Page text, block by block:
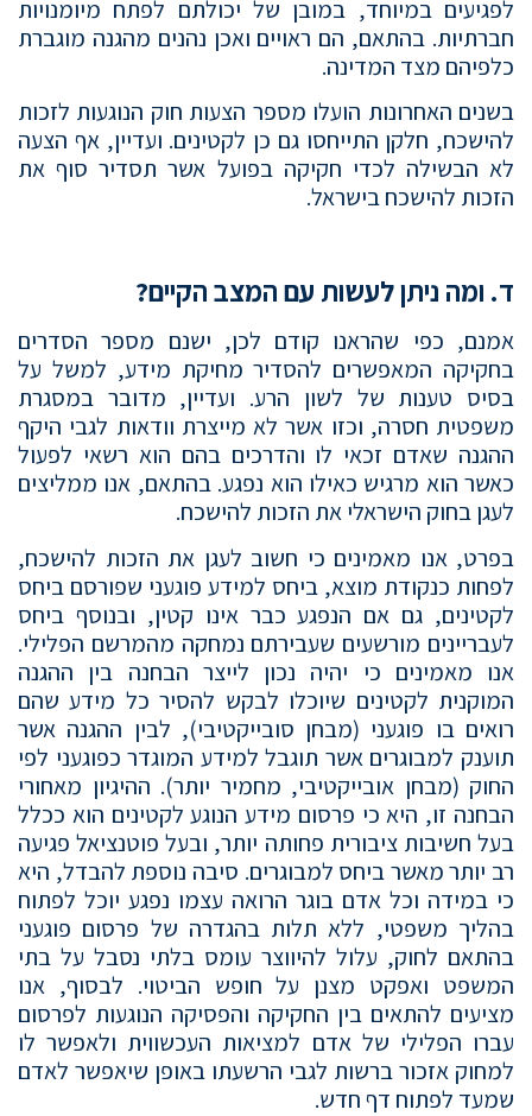
לפגיעים במיוחד, במובן של יכולתם לפתח מיומנויות
חברתיות. בהתאם, הם ראויים ואכן נהנים מהגנה מוגברת
כלפיהם מצד המדינה.
בשנים האחרונות הועלו מספר הצעות חוק הנוגעות לזכות
להישכח, חלקן התייחסו גם כן לקטינים. ועדיין, אף הצעה
לא הבשילה לכדי חקיקה בפועל אשר תסדיר סוף את
הזכות להישכח בישראל.
ד. ומה ניתן לעשות עם המצב הקיים?
אמנם, כפי שהראנו קודם לכן, ישנם מספר הסדרים
בחקיקה המאפשרים להסדיר מחיקת מידע, למשל על
בסיס טענות של לשון הרע. ועדיין, מדובר במסגרת
משפטית חסרה, וכזו אשר לא מייצרת וודאות לגבי היקף
ההגנה שאדם זכאי לו והדרכים בהם הוא רשאי לפעול
כאשר הוא מרגיש כאילו הוא נפגע. בהתאם, אנו ממליצים
לעגן בחוק הישראלי את הזכות להישכח.
בפרט, אנו מאמינים כי חשוב לעגן את הזכות להישכח,
לפחות כנקודת מוצא, ביחס למידע פוגעני שפורסם ביחס
לקטינים, גם אם הנפגע כבר אינו קטין, ובנוסף ביחס
לעבריינים מורשעים שעבירתם נמחקה מהמרשם הפלילי.
אנו מאמינים כי יהיה נכון לייצר הבחנה בין ההגנה
המוקנית לקטינים שיוכלו לבקש להסיר כל מידע שהם
רואים בו פוגעני (מבחן סובייקטיבי), לבין ההגנה אשר
תוענק למבוגרים אשר תוגבל למידע המוגדר כפוגעני לפי
החוק (מבחן אובייקטיבי, מחמיר יותר). ההיגיון מאחורי
הבחנה זו, היא כי פרסום מידע הנוגע לקטינים הוא ככלל
בעל חשיבות ציבורית פחותה יותר, ובעל פוטנציאל פגיעה
רב יותר מאשר ביחס למבוגרים. סיבה נוספת להבדל, היא
כי במידה וכל אדם בוגר הרואה עצמו נפגע יוכל לפתוח
בהליך משפטי, ללא תלות בהגדרה של פרסום פוגעני
בהתאם לחוק, עלול להיווצר עומס בלתי נסבל על בתי
המשפט ואפקט מצנן על חופש הביטוי. לבסוף, אנו
מציעים להתאים בין החקיקה והפסיקה הנוגעות לפרסום
עברו הפלילי של אדם למציאות העכשווית ולאפשר לו
למחוק אזכור ברשות לגבי הרשעתו באופן שיאפשר לאדם
שמעד לפתוח דף חדש.